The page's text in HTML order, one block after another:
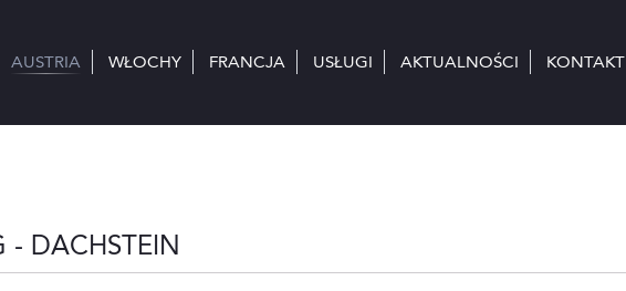
AUSTRIA WŁOCHY FRANCJA USŁUGI AKTUALNOŚCI KONTAKT
AUSTRIA WŁOCHY FRANCJA USŁUGI AKTUALNOŚCI KONTAKT
- DACHSTEIN